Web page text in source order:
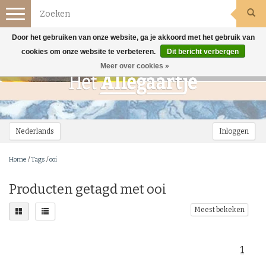
Nederlands Inloggen
Toggle
navigation
Home /Tags /ooi
Producten getagd met ooi
Meest bekeken
1
Door het gebruiken van onze website, ga je akkoord met het gebruik van
cookies om onze website te verbeteren.
Dit bericht verbergen
Meer over cookies »